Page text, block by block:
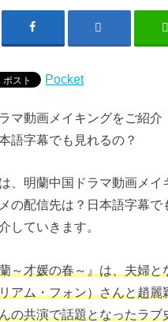
Pocket
マ動画メイキングをご紹介
語字幕でも見れるの？
、明蘭中国ドラマ動画メイ
の配信先は？日本語字幕で
していきます。
～才媛の春～』は、夫婦と
アム・フォン）さんと趙麗
の共演で話題となったラブ